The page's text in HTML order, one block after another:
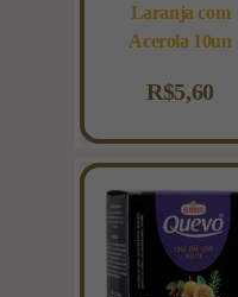
Laranja com
Acerola 10un
R$5,60